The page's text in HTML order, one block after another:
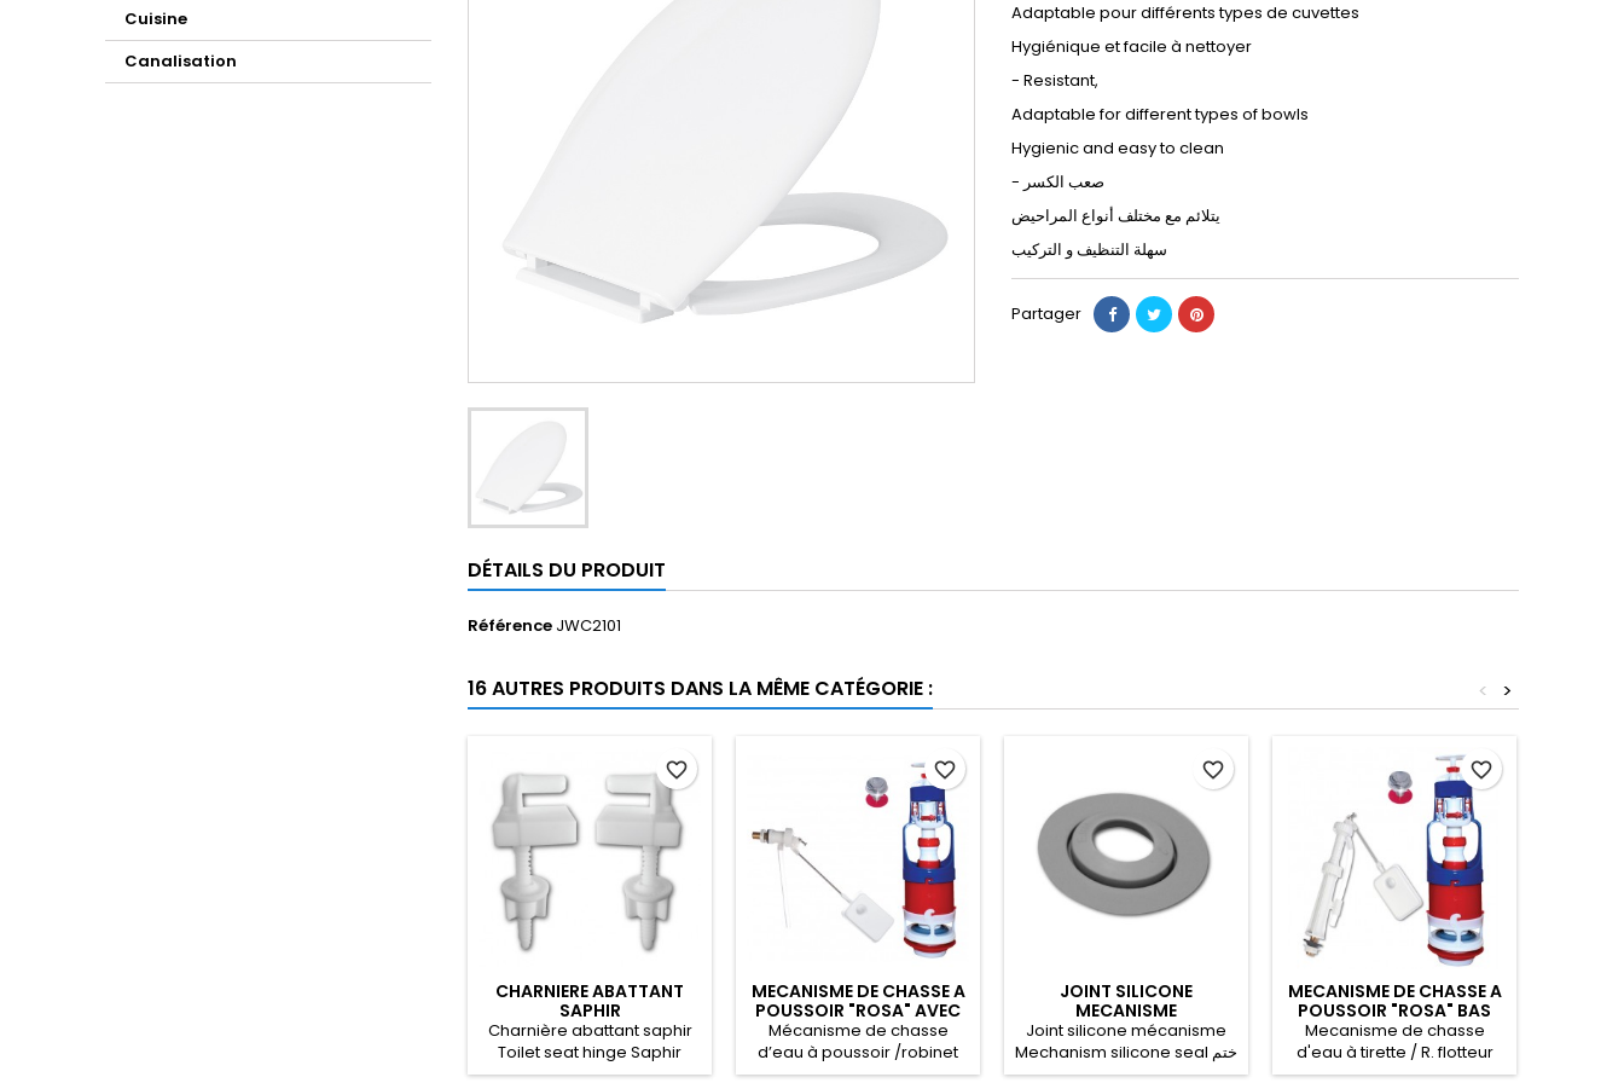
Cuisine
Canalisation
Adaptable pour différents types de cuvettes
Hygiénique et facile à nettoyer
- Resistant,
Adaptable for different types of bowls
Hygienic and easy to clean
- صعب الكسر
يتلائم مع مختلف أنواع المراحيض
سهلة التنظيف و التركيب
Partager
DÉTAILS DU PRODUIT
Référence JWC2101
16 AUTRES PRODUITS DANS LA MÊME CATÉGORIE : >
<
CHARNIERE ABATTANT
SAPHIR
Charnière abattant saphir
Toilet seat hinge Saphir
مفصل مقعد المرحاض سفير
favorite_border
MECANISME DE CHASSE A
POUSSOIR "ROSA" AVEC
FLOTTEUR LAITON
Mécanisme de chasse
d’eau à poussoir /robinet
Flotteur Embout Laiton Tank
favorite_border
JOINT SILICONE
MECANISME
Joint silicone mécanisme
Mechanism silicone seal ختم
صمام السيليكون للآلية
favorite_border
MECANISME DE CHASSE A
POUSSOIR "ROSA" BAS
Mecanisme de chasse
d'eau à tirette / R. flotteur
alimentation bas
favorite_border